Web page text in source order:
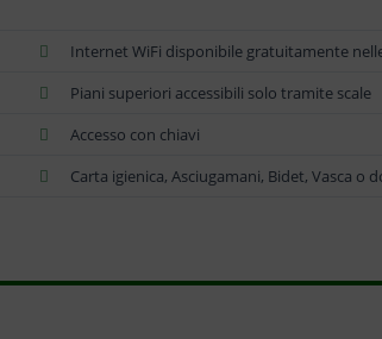
Internet WiFi disponibile gratuitamente
Piani superiori accessibili solo tramite scale
Accesso con chiavi
Carta igienica, Asciugamani, Bidet, Vasca o